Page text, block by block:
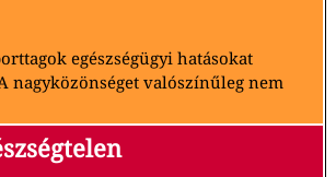
egészségügyi hatásokat
nagyközönséget valószínűleg nem